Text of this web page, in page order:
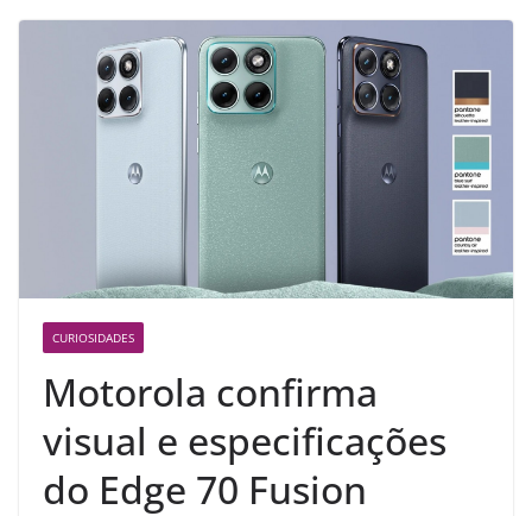
CURIOSIDADES
Motorola confirma
visual e especificações
do Edge 70 Fusion